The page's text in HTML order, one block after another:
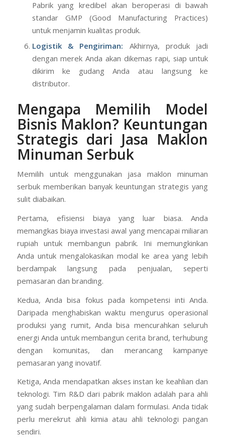
Produksi Massal Sesuai Standar:Setelah semua
izin dan sampel disetujui, produksi massal dimulai.
Pabrik yang kredibel akan beroperasi di bawah
standar GMP (Good Manufacturing Practices)
untuk menjamin kualitas produk.
Logistik & Pengiriman:Akhirnya, produk jadi
dengan merek Anda akan dikemas rapi, siap untuk
distributor.
Mengapa MemilihModel
Bisnis Maklon? Keuntungan
Strategis dari Jasa Maklon
Minuman Serbuk
Memilih untuk menggunakan jasa maklon minuman
serbuk memberikan banyak keuntungan strategis yang
sulit diabaikan.
Pertama, efisiensi biaya yang luar biasa. Anda
memangkas biaya investasi awal yang mencapai miliaran
rupiah untuk membangun pabrik. Ini memungkinkan
Anda untuk mengalokasikan modal ke area yang lebih
berdampak langsung pada penjualan, seperti
pemasaran dan branding.
Kedua, Anda bisa fokus pada kompetensi inti Anda.
Daripada menghabiskan waktu mengurus operasional
produksi yang rumit, Anda bisa mencurahkan seluruh
energi Anda untuk membangun cerita brand, terhubung
dengan komunitas, dan merancang kampanye
pemasaran yang inovatif.
Ketiga, Anda mendapatkan akses instan ke keahlian dan
teknologi. Tim R&D dari pabrik maklon adalah para ahli
yang sudah berpengalaman dalam formulasi. Anda tidak